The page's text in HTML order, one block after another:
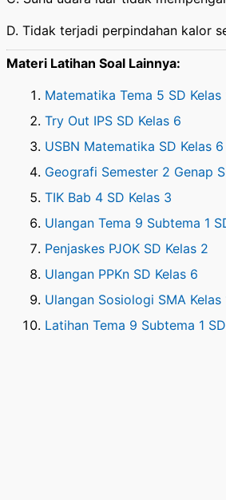
D. Tidak terjadi perpindahan kalor
Materi Latihan Soal Lainnya:
Matematika Tema 5 SD Kelas
Try Out IPS SD Kelas 6
USBN Matematika SD Kelas 6
Geografi Semester 2 Genap
TIK Bab 4 SD Kelas 3
Ulangan Tema 9 Subtema 1
Penjaskes PJOK SD Kelas 2
Ulangan PPKn SD Kelas 6
Ulangan Sosiologi SMA Kelas
Latihan Tema 9 Subtema 1